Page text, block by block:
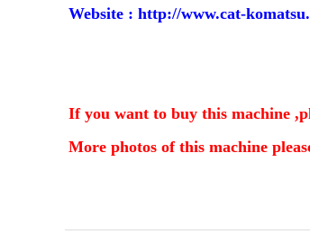
Website : http://www.cat-
If you want to buy this machine
More photos of this machine